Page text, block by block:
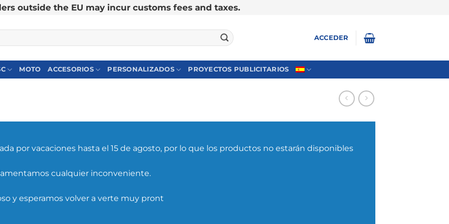
outside the EU may incur customs fees and taxes.
ACCEDER
MOTO ACCESORIOS PERSONALIZADOS PROYECTOS PUBLICITARIOS
por vacaciones hasta el 15 de agosto, por lo que los productos no estarán disponibles
cualquier inconveniente.
y esperamos volver a verte muy pront